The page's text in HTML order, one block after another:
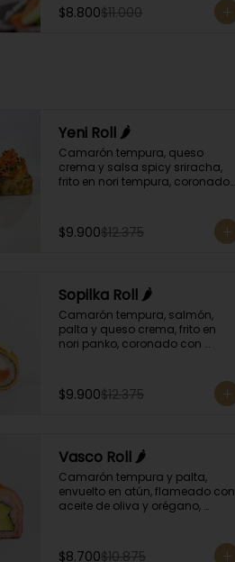
$8.800$11.000
Yeni Roll 🌶️
Camarón tempura, queso
crema y salsa spicy sriracha,
frito en nori tempura, coronado
unagui.
$9.900$12.375
Sopilka Roll 🌶️
Camarón tempura, salmón,
palta y queso crema, frito en
nori panko, coronado con
$9.900$12.375
Vasco Roll 🌶️
Camarón tempura y palta,
envuelto en atún, flameado con
aceite de oliva y orégano,
$8.700$10.875